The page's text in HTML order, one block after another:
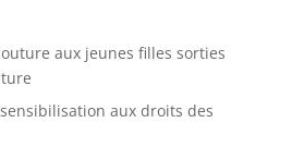
aux jeunes filles sorties
aux droits des